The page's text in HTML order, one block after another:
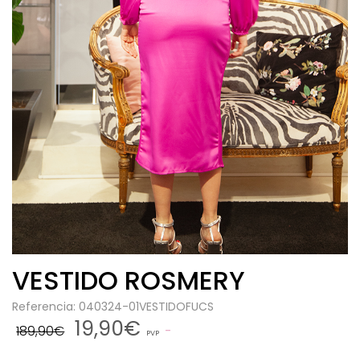
VESTIDO ROSMERY
Referencia: 040324-01VESTIDOFUCS
189,90€ 19,90€ PVP